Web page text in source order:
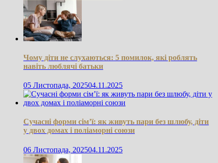
Чому діти не слухаються: 5 помилок, які роблять
навіть люблячі батьки
05 Листопада, 202504.11.2025
Сучасні форми сім’ї: як живуть пари без шлюбу, діти
у двох домах і поліаморні союзи
06 Листопада, 202504.11.2025